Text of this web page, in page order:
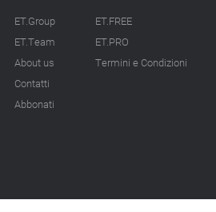
ET.Group
ET.Team
About us
Contatti
Abbonati
ET.FREE
ET.PRO
Termini e Condizioni